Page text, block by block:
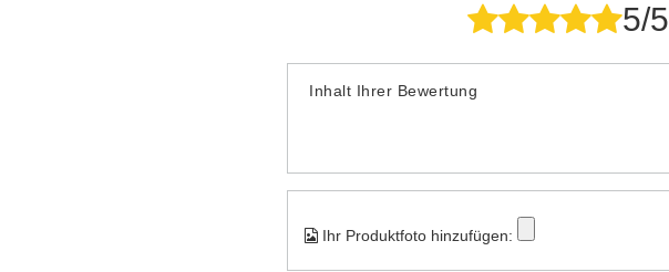
5/5
Inhalt Ihrer Bewertung
Ihr Produktfoto hinzufügen: